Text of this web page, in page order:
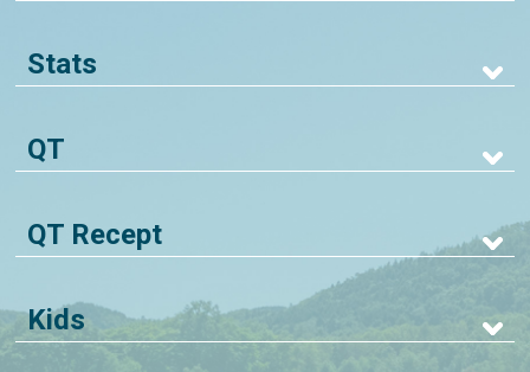
Stats
QT
QT Recept
Kids